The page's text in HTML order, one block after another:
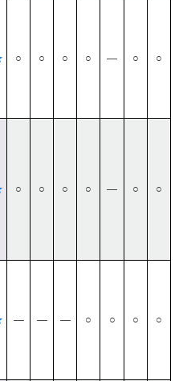
○ ○ ○ ○ ― ○ ○
○ ○ ○ ○ ― ○ ○
― ― ― ○ ○ ○ ○